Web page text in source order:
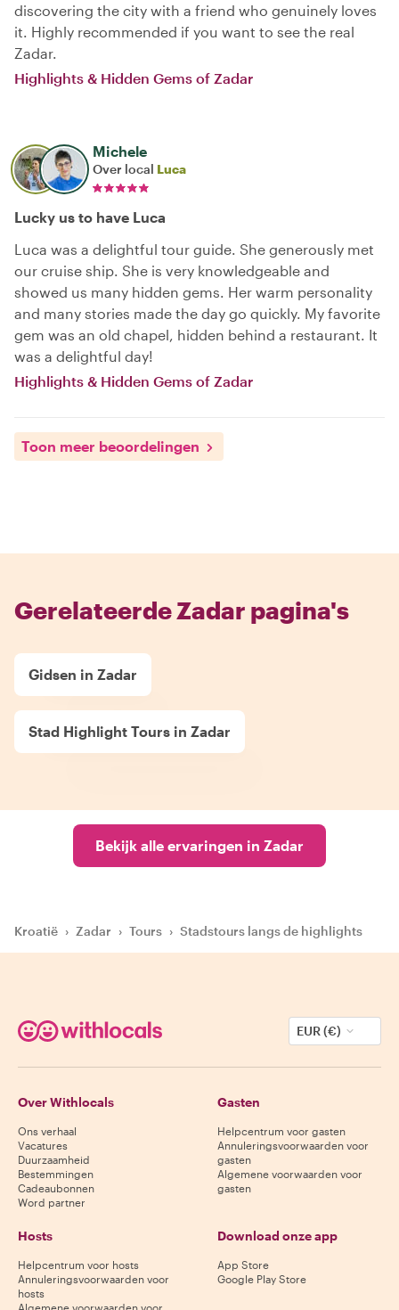
discovering the city with a friend who genuinely loves
it. Highly recommended if you want to see the real
Zadar.
Highlights & Hidden Gems of Zadar
Michele
Over local Luca
Lucky us to have Luca
Luca was a delightful tour guide. She generously met
our cruise ship. She is very knowledgeable and
showed us many hidden gems. Her warm personality
and many stories made the day go quickly. My favorite
gem was an old chapel, hidden behind a restaurant. It
was a delightful day!
Highlights & Hidden Gems of Zadar
Toon meer beoordelingen
Gerelateerde Zadar pagina's
Gidsen in Zadar
Stad Highlight Tours in Zadar
Bekijk alle ervaringen in Zadar
Kroatië › Zadar › Tours › Stadstours langs de highlights
EUR (€)
Over Withlocals
Ons verhaal
Vacatures
Duurzaamheid
Bestemmingen
Cadeaubonnen
Word partner
Gasten
Helpcentrum voor gasten
Annuleringsvoorwaarden voor
gasten
Algemene voorwaarden voor
gasten
Hosts
Helpcentrum voor hosts
Annuleringsvoorwaarden voor
hosts
Algemene voorwaarden voor
Download onze app
App Store
Google Play Store